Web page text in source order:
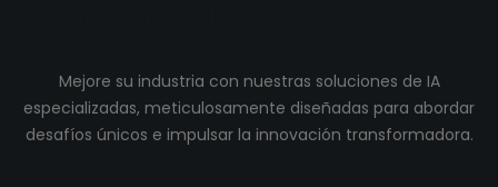
Mejore su industria con nuestras soluciones de IA
especializadas, meticulosamente diseñadas para abordar
desafíos únicos e impulsar la innovación transformadora.